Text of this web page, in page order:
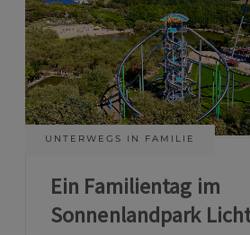
UNTERWEGS IN FAMILIE
Ein Familientag im
Sonnenlandpark